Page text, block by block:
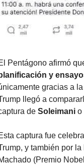
Pentágono afirmó
y
gracias a la
llegó a
de Soleimani o
captura fue
y también por
(Premio